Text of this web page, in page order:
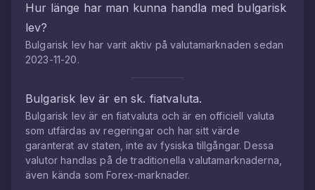
Hur länge har man kunna handla med bulgarisk
lev?
Bulgarisk levhar varit aktiv på valutamarknaden sedan
2023-11-20.
Bulgarisk levär en sk. fiatvaluta.
Bulgarisk levär en fiatvaluta och är en officiell valuta
som utfärdas av regeringar och har sitt värde
garanterat av staten, inte av fysiska tillgångar. Dessa
valutor handlas på de traditionella valutamarknaderna,
även kända som Forex-marknader.